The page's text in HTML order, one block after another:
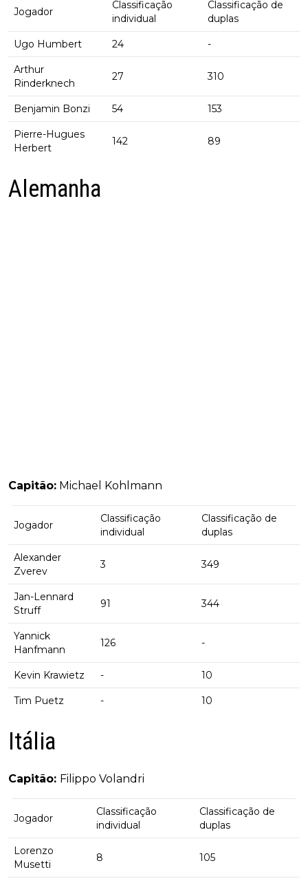
Jogador
Classificação
individual
Classificação de
duplas
Ugo Humbert 24 -
Arthur
Rinderknech
27 310
Benjamin Bonzi 54 153
Pierre-Hugues
Herbert
142 89
Alemanha
Capitão: Michael Kohlmann
Jogador
Classificação
individual
Classificação de
duplas
Alexander
Zverev
3 349
Jan-Lennard
Struff
91 344
Yannick
Hanfmann
126 -
Kevin Krawietz - 10
Tim Puetz - 10
Itália
Capitão: Filippo Volandri
Jogador
Classificação
individual
Classificação de
duplas
Lorenzo
Musetti
8 105